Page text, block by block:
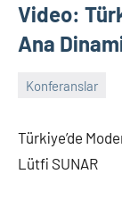
Video:
Ana
Konferanslar
Türkiye’de
Lütfi SUNAR